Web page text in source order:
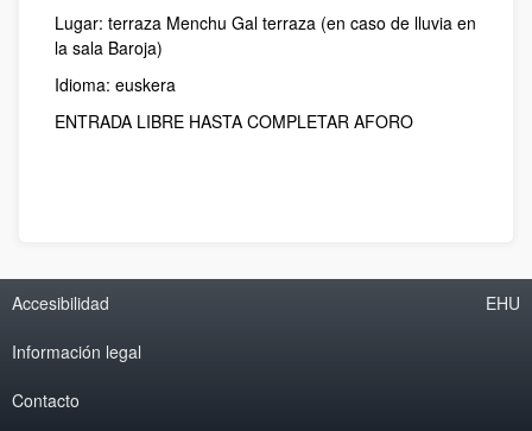
Lugar: terraza Menchu Gal terraza (en caso de lluvia en
la sala Baroja)
Idioma: euskera
ENTRADA LIBRE HASTA COMPLETAR AFORO
Accesibilidad
Información legal
Contacto
EHU